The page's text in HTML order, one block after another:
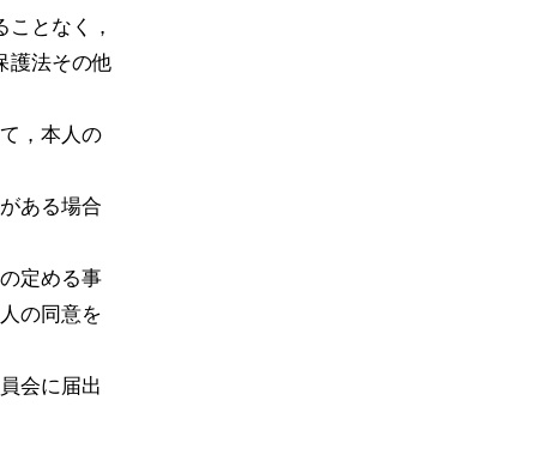
となく，
護法その他
，本人の
ある場合
定める事
の同意を
会に届出